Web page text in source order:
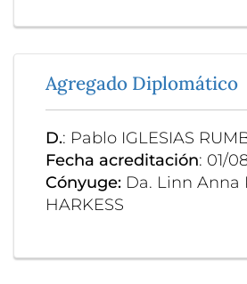
Agregado Diplomático
D.: Pablo IGLESIAS
Fecha acreditación: 01/
Cónyuge: Da. Linn Anna
HARKESS